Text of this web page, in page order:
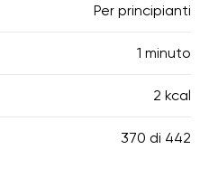
Per principianti
1 minuto
2 kcal
370 di 442